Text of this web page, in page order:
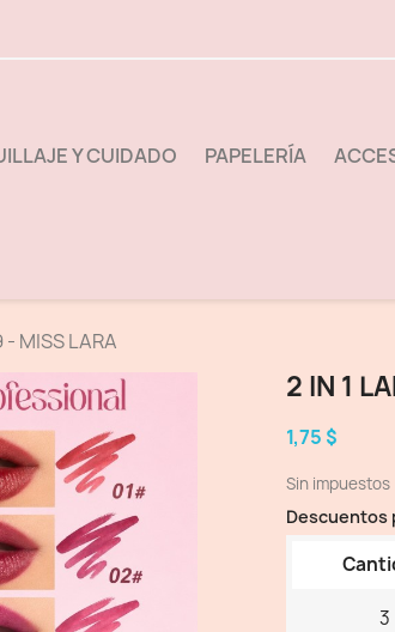
Y CUIDADO PAPELERÍA
- MISS LARA
2 IN 1
1,75 $
Sin impuestos
Descuentos
3